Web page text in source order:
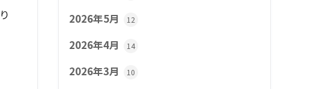
2026年5月 12
2026年4月 14
2026年3月 10